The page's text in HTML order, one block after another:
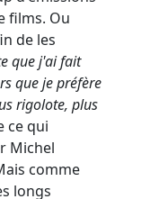
films. Ou
de les
que j'ai fait
que je préfère
rigolote, plus
ce qui
Michel
comme
longs